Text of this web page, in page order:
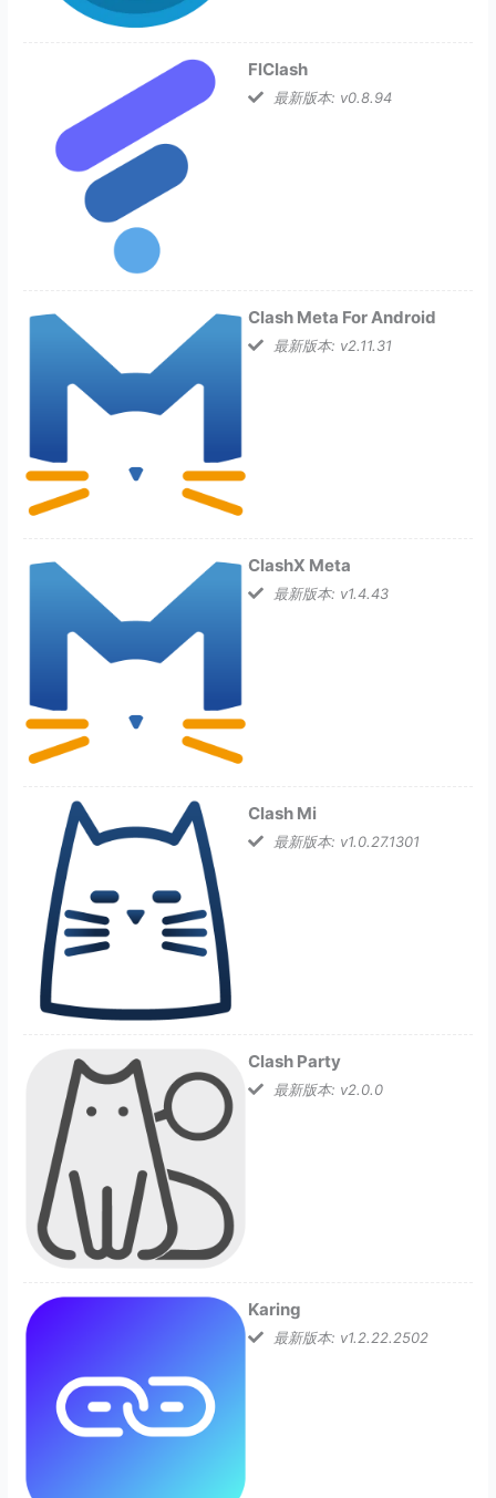
FlClash
最新版本: v0.8.94
Clash Meta For Android
最新版本: v2.11.31
ClashX Meta
最新版本: v1.4.43
Clash Mi
最新版本: v1.0.27.1301
Clash Party
最新版本: v2.0.0
Karing
最新版本: v1.2.22.2502